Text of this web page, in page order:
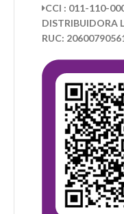
CCI : 011-110-
DISTRIBUIDORA
RUC: